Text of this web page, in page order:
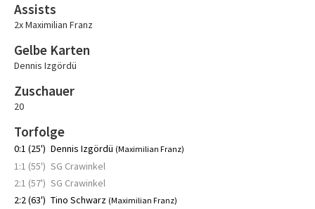
Assists
2x Maximilian Franz
Gelbe Karten
Dennis Izgördü
Zuschauer
20
Torfolge
0:1 (25') Dennis Izgördü (Maximilian Franz)
1:1 (55') SG Crawinkel
2:1 (57') SG Crawinkel
2:2 (63') Tino Schwarz (Maximilian Franz)